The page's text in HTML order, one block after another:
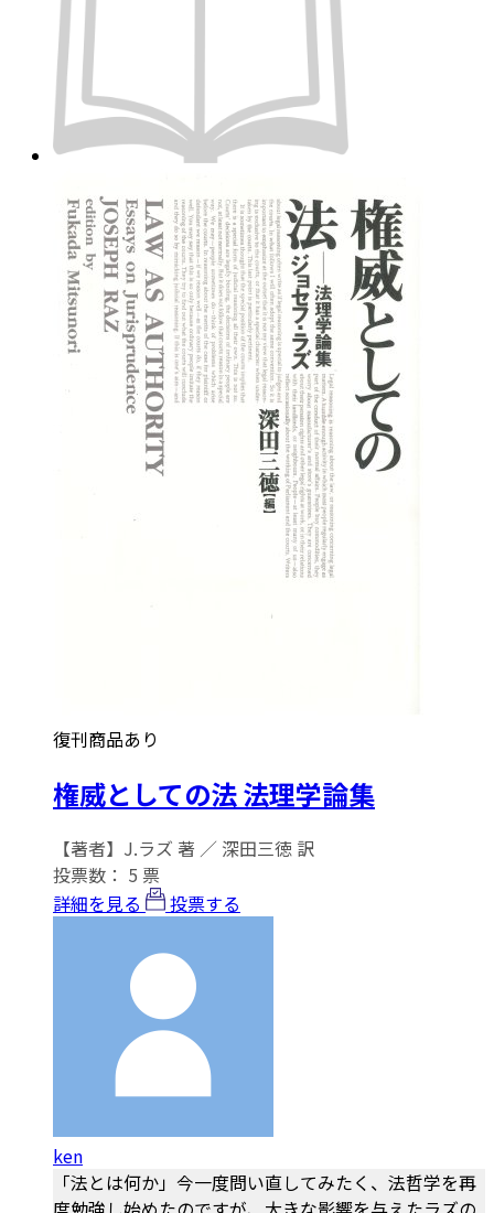
復刊商品あり
権威としての法 法理学論集
【著者】J.ラズ 著 ／ 深田三徳 訳
投票数： 5 票
詳細を見る
投票する
ken
「法とは何か」今一度問い直してみたく、法哲学を再